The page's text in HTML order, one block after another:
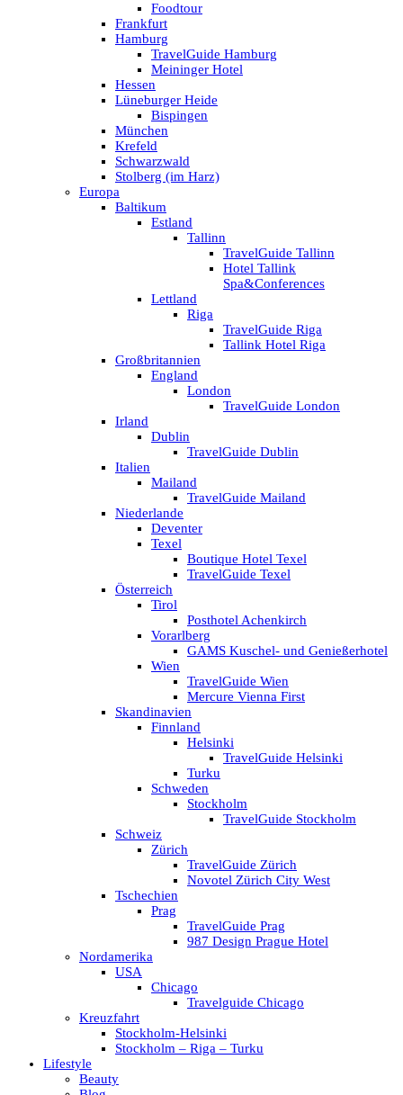
Foodtour
Frankfurt
Hamburg
TravelGuide Hamburg
Meininger Hotel
Hessen
Lüneburger Heide
Bispingen
München
Krefeld
Schwarzwald
Stolberg (im Harz)
Europa
Baltikum
Estland
Tallinn
TravelGuide Tallinn
Hotel Tallink
Spa&Conferences
Lettland
Riga
TravelGuide Riga
Tallink Hotel Riga
Großbritannien
England
London
TravelGuide London
Irland
Dublin
TravelGuide Dublin
Italien
Mailand
TravelGuide Mailand
Niederlande
Deventer
Texel
Boutique Hotel Texel
TravelGuide Texel
Österreich
Tirol
Posthotel Achenkirch
Vorarlberg
GAMS Kuschel- und Genießerhotel
Wien
TravelGuide Wien
Mercure Vienna First
Skandinavien
Finnland
Helsinki
TravelGuide Helsinki
Turku
Schweden
Stockholm
TravelGuide Stockholm
Schweiz
Zürich
TravelGuide Zürich
Novotel Zürich City West
Tschechien
Prag
TravelGuide Prag
987 Design Prague Hotel
Nordamerika
USA
Chicago
Travelguide Chicago
Kreuzfahrt
Stockholm-Helsinki
Stockholm – Riga – Turku
Lifestyle
Beauty